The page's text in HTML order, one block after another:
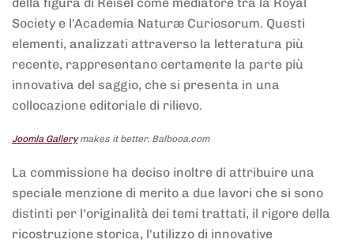
della figura di Reisel come mediatore tra la Royal
Society e l'Academia Naturæ Curiosorum. Questi
elementi, analizzati attraverso la letteratura più
recente, rappresentano certamente la parte più
innovativa del saggio, che si presenta in una
collocazione editoriale di rilievo.
Joomla Gallerymakes it better. Balbooa.com
La commissione ha deciso inoltre di attribuire una
speciale menzione di merito a due lavori che si sono
distinti per l'originalità dei temi trattati, il rigore della
ricostruzione storica, l'utilizzo di innovative